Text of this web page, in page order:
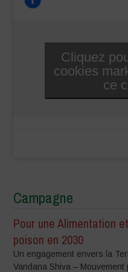
Cliquez
cookies
ce
Campagne
Pour une Alimentation
poison en 2030
Un engagement envers la
Vandana Shiva –